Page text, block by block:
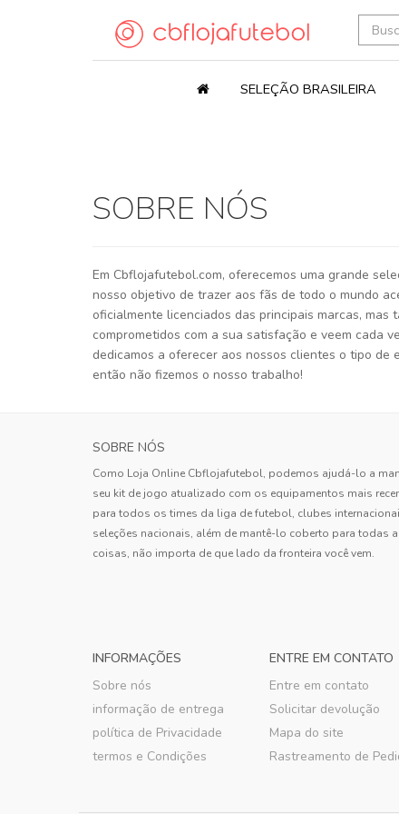
SELEÇÃO BRASILEIRA
SOBRE NÓS
Em Cbflojafutebol.com, oferecemos uma grande
nosso objetivo de trazer aos fãs de todo o mundo
oficialmente licenciados das principais marcas,
comprometidos com a sua satisfação e veem cada
dedicamos a oferecer aos nossos clientes o tipo
então não fizemos o nosso trabalho!
SOBRE NÓS
Como Loja Online Cbflojafutebol, podemos ajudá-lo a
seu kit de jogo atualizado com os equipamentos mais
para todos os times da liga de futebol, clubes
seleções nacionais, além de mantê-lo coberto para todas
coisas, não importa de que lado da fronteira você vem.
INFORMAÇÕES
Sobre nós
informação de entrega
política de Privacidade
termos e Condições
ENTRE EM CONTATO
Entre em contato
Solicitar devolução
Mapa do site
Rastreamento de